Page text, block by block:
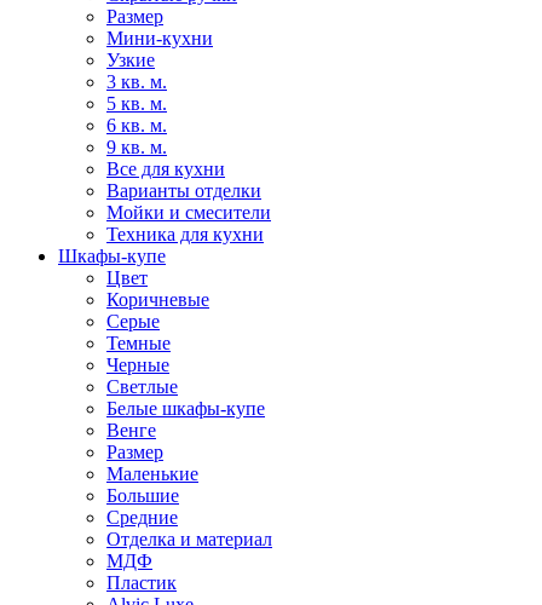
Размер
Мини-кухни
Узкие
3 кв. м.
5 кв. м.
6 кв. м.
9 кв. м.
Все для кухни
Варианты отделки
Мойки и смесители
Техника для кухни
Шкафы-купе
Цвет
Коричневые
Серые
Темные
Черные
Светлые
Белые шкафы-купе
Венге
Размер
Маленькие
Большие
Средние
Отделка и материал
МДФ
Пластик